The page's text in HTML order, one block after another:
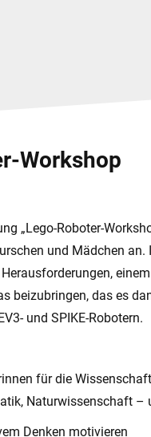
Workshop
„Lego-Roboter-
und Mädchen
beizubringen, das es
und SPIKE-Robotern.
für die
Naturwissenschaft –
Denken motivieren